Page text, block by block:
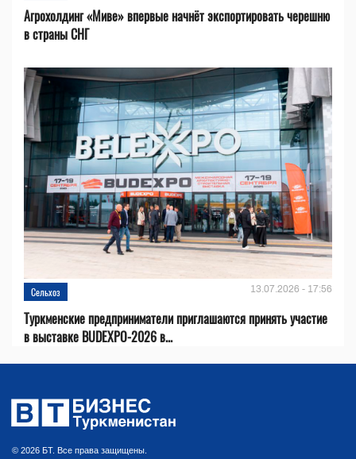
Агрохолдинг «Миве» впервые начнёт экспортировать черешню
в страны СНГ
Сельхоз 13.07.2026 - 17:56
Туркменские предприниматели приглашаются принять участие
в выставке BUDEXPO-2026 в...
© 2026 БТ. Все права защищены.